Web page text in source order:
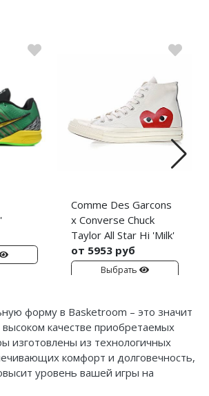
Comme Des Garcons
x Converse Chuck
Taylor All Star Hi 'Milk'
от 5953 руб
Выбрать
форму в Basketroom – это значит
качестве приобретаемых
изготовлены из технологичных
комфорт и долговечность,
уровень вашей игры на